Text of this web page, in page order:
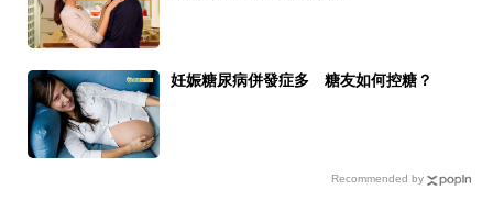
妊娠糖尿病併發症多 糖友如何控糖？
Recommended by